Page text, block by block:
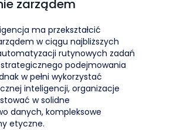
zarządem
ma przekształcić
w ciągu najbliższych
rutynowych zadań
podejmowania
w pełni wykorzystać
inteligencji, organizacje
w solidne
danych, kompleksowe
etyczne.